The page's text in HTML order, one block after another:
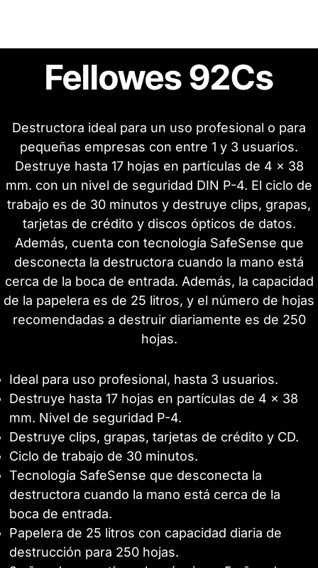
Fellowes 92Cs
Destructora ideal para un uso profesional o para
pequeñas empresas con entre 1 y 3 usuarios.
Destruye hasta 17 hojas en partículas de 4 x 38
mm. con un nivel de seguridad DIN P-4. El ciclo de
trabajo es de 30 minutos y destruye clips, grapas,
tarjetas de crédito y discos ópticos de datos.
Además, cuenta con tecnología SafeSense que
desconecta la destructora cuando la mano está
cerca de la boca de entrada. Además, la capacidad
de la papelera es de 25 litros, y el número de hojas
recomendadas a destruir diariamente es de 250
hojas.
Ideal para uso profesional, hasta 3 usuarios.
Destruye hasta 17 hojas en partículas de 4 x 38
mm. Nivel de seguridad P-4.
Destruye clips, grapas, tarjetas de crédito y CD.
Ciclo de trabajo de 30 minutos.
Tecnología SafeSense que desconecta la
destructora cuando la mano está cerca de la
boca de entrada.
Papelera de 25 litros con capacidad diaria de
destrucción para 250 hojas.